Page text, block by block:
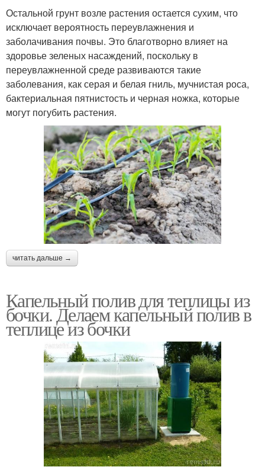
Остальной грунт возле растения остается сухим, что
исключает вероятность переувлажнения и
заболачивания почвы. Это благотворно влияет на
здоровье зеленых насаждений, поскольку в
переувлажненной среде развиваются такие
заболевания, как серая и белая гниль, мучнистая роса,
бактериальная пятнистость и черная ножка, которые
могут погубить растения.
читать дальше →
Капельный полив для теплицы из
бочки. Делаем капельный полив в
теплице из бочки